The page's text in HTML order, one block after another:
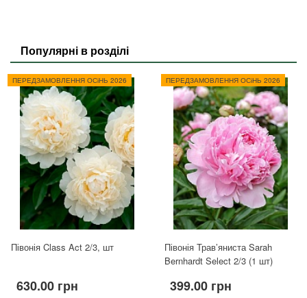
Популярні в розділі
ПЕРЕДЗАМОВЛЕННЯ ОСіНЬ 2026
Півонія Class Act 2/3, шт
630.00 грн
ПЕРЕДЗАМОВЛЕННЯ ОСіНЬ 2026
Півонія Трав’яниста Sarah
Bernhardt Select 2/3 (1 шт)
399.00 грн